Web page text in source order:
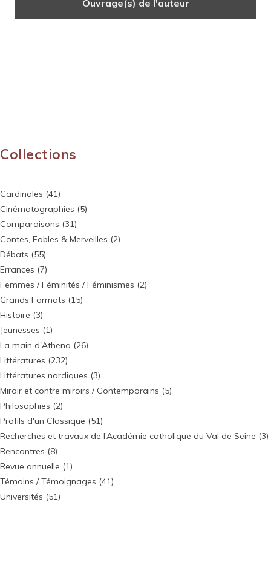
Ouvrage(s) de l'auteur
Collections
Cardinales (41)
Cinématographies (5)
Comparaisons (31)
Contes, Fables & Merveilles (2)
Débats (55)
Errances (7)
Femmes / Féminités / Féminismes (2)
Grands Formats (15)
Histoire (3)
Jeunesses (1)
La main d'Athena (26)
Littératures (232)
Littératures nordiques (3)
Miroir et contre miroirs / Contemporains (5)
Philosophies (2)
Profils d'un Classique (51)
Recherches et travaux de l’Académie catholique du Val de Seine (3)
Rencontres (8)
Revue annuelle (1)
Témoins / Témoignages (41)
Universités (51)